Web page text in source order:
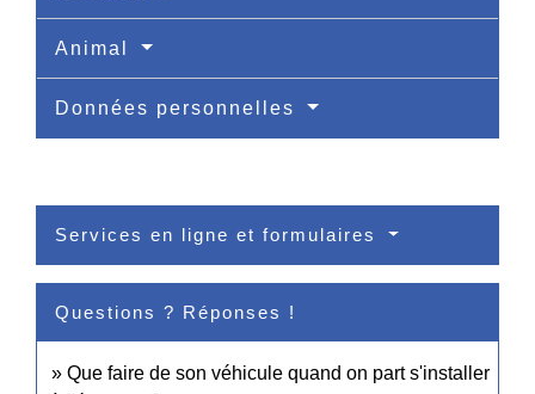
Animal
Données personnelles
Services en ligne et formulaires
Questions ? Réponses !
Que faire de son véhicule quand on part s'installer